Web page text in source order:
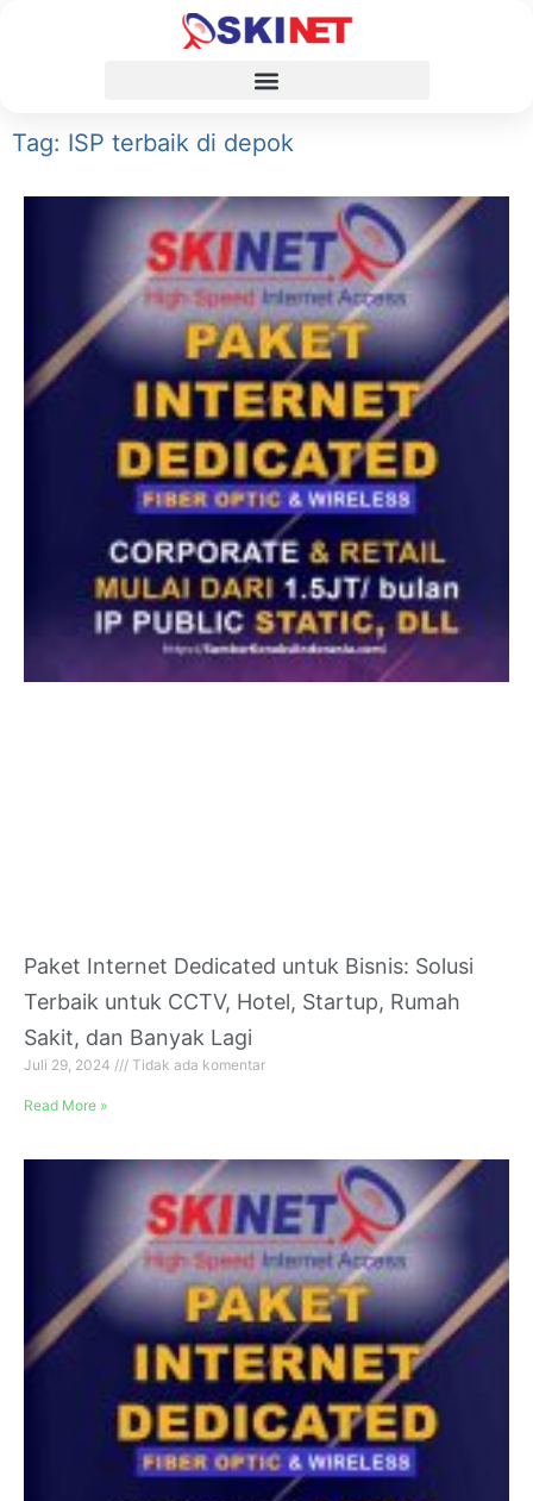
Tag: ISP terbaik di depok
Paket Internet Dedicated untuk Bisnis: Solusi
Terbaik untuk CCTV, Hotel, Startup, Rumah
Sakit, dan Banyak Lagi
Juli 29, 2024 Tidak ada komentar
Read More »